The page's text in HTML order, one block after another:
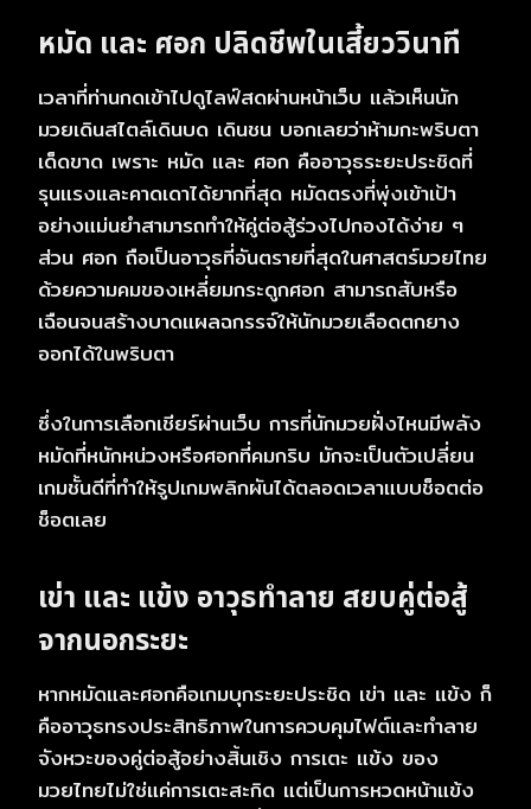
หมัด และ ศอก ปลิดชีพในเสี้ยววินาที
เวลาที่ท่านกดเข้าไปดูไลฟ์สดผ่านหน้าเว็บ แล้วเห็นนัก
มวยเดินสไตล์เดินบด เดินชน บอกเลยว่าห้ามกะพริบตา
เด็ดขาด เพราะ หมัด และ ศอก คืออาวุธระยะประชิดที่
รุนแรงและคาดเดาได้ยากที่สุด หมัดตรงที่พุ่งเข้าเป้า
อย่างแม่นยำสามารถทำให้คู่ต่อสู้ร่วงไปกองได้ง่าย ๆ
ส่วน ศอก ถือเป็นอาวุธที่อันตรายที่สุดในศาสตร์มวยไทย
ด้วยความคมของเหลี่ยมกระดูกศอก สามารถสับหรือ
เฉือนจนสร้างบาดแผลฉกรรจ์ให้นักมวยเลือดตกยาง
ออกได้ในพริบตา
ซึ่งในการเลือกเชียร์ผ่านเว็บ การที่นักมวยฝั่งไหนมีพลัง
หมัดที่หนักหน่วงหรือศอกที่คมกริบ มักจะเป็นตัวเปลี่ยน
เกมชั้นดีที่ทำให้รูปเกมพลิกผันได้ตลอดเวลาแบบช็อตต่อ
ช็อตเลย
เข่า และ แข้ง อาวุธทำลาย สยบคู่ต่อสู้
จากนอกระยะ
หากหมัดและศอกคือเกมบุกระยะประชิด เข่า และ แข้ง ก็
คืออาวุธทรงประสิทธิภาพในการควบคุมไฟต์และทำลาย
จังหวะของคู่ต่อสู้อย่างสิ้นเชิง การเตะ แข้ง ของ
มวยไทยไม่ใช่แค่การเตะสะกิด แต่เป็นการหวดหน้าแข้ง